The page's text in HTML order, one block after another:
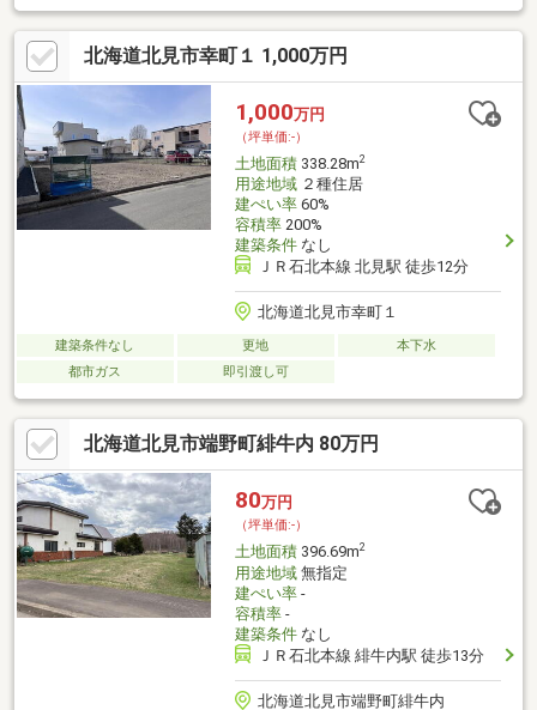
北海道北見市幸町１ 1,000万円
1,000万円
（坪単価:-）
土地面積338.28m2
用途地域２種住居
建ぺい率60%
容積率200%
建築条件なし
ＪＲ石北本線 北見駅 徒歩12分
北海道北見市幸町１
建築条件なし 更地
本下水
都市ガス
即引渡し可
北海道北見市端野町緋牛内 80万円
80万円
（坪単価:-）
土地面積396.69m2
用途地域無指定
建ぺい率-
容積率-
建築条件なし
ＪＲ石北本線 緋牛内駅 徒歩13分
北海道北見市端野町緋牛内